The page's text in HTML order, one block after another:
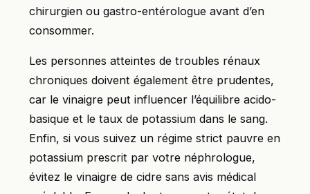
chirurgien ou gastro-entérologue avant d’en
consommer.
Les personnes atteintes de troubles rénaux
chroniques doivent également être prudentes,
car le vinaigre peut influencer l’équilibre acido-
basique et le taux de potassium dans le sang.
Enfin, si vous suivez un régime strict pauvre en
potassium prescrit par votre néphrologue,
évitez le vinaigre de cidre sans avis médical